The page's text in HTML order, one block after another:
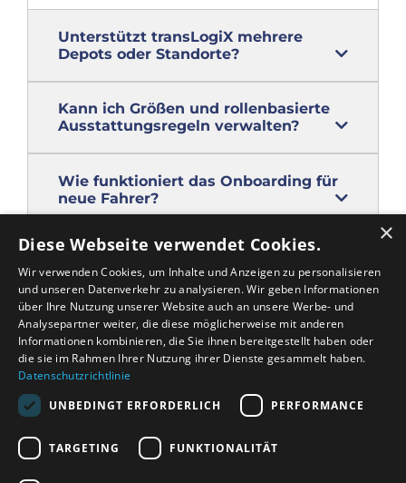
Unterstützt transLogiX mehrere
Depots oder Standorte?
Kann ich Größen und rollenbasierte
Ausstattungsregeln verwalten?
Wie funktioniert das Onboarding für
neue Fahrer?
Blog
Datenschutz
© Rigilog AG. Alle Rechte vorbehalten.
×
Diese Webseite verwendet Cookies.
Wir verwenden Cookies, um Inhalte und Anzeigen zu personalisieren
und unseren Datenverkehr zu analysieren. Wir geben Informationen
über Ihre Nutzung unserer Website auch an unsere Werbe- und
Analysepartner weiter, die diese möglicherweise mit anderen
Informationen kombinieren, die Sie ihnen bereitgestellt haben oder
die sie im Rahmen Ihrer Nutzung ihrer Dienste gesammelt haben.
Datenschutzrichtlinie
UNBEDINGT ERFORDERLICH
PERFORMANCE
TARGETING FUNKTIONALITÄT